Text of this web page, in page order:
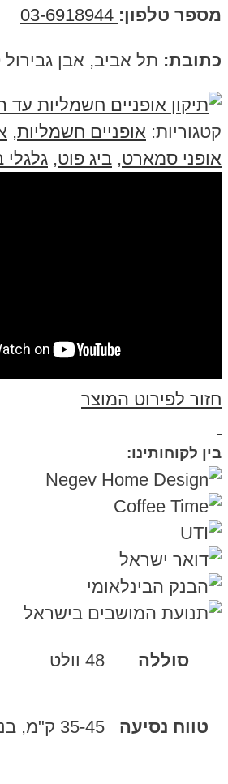
מספר טלפון:
כתובת: תל אביב, אבן גבירול 59
קטגוריות: אופניים חשמליות,
אופני סמארט, ביג פוט, גלגלי
חזור לפירוט המוצר
בין לקוחותינו:
סוללה 48 וולט
טווח נסיעה 35-45 ק"מ, בנסיעה משולבת בין 40-50 ק"מ